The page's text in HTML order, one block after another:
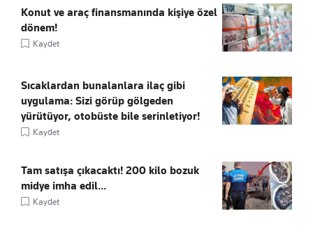
Konut ve araç finansmanında kişiye özel
dönem!
Kaydet
Sıcaklardan bunalanlara ilaç gibi
uygulama: Sizi görüp gölgeden
yürütüyor, otobüste bile serinletiyor!
Kaydet
Tam satışa çıkacaktı! 200 kilo bozuk
midye imha edil...
Kaydet